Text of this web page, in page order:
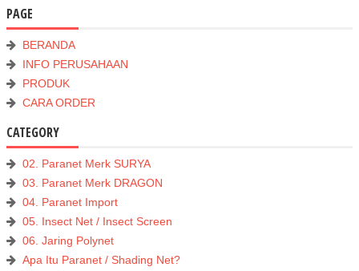
PAGE
BERANDA
INFO PERUSAHAAN
PRODUK
CARA ORDER
CATEGORY
02. Paranet Merk SURYA
03. Paranet Merk DRAGON
04. Paranet Import
05. Insect Net / Insect Screen
06. Jaring Polynet
Apa Itu Paranet / Shading Net?